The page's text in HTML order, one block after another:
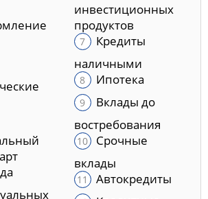
инвестиционных
продуктов
Кредиты
наличными
Ипотека
Вклады до
востребования
Срочные
вклады
Автокредиты